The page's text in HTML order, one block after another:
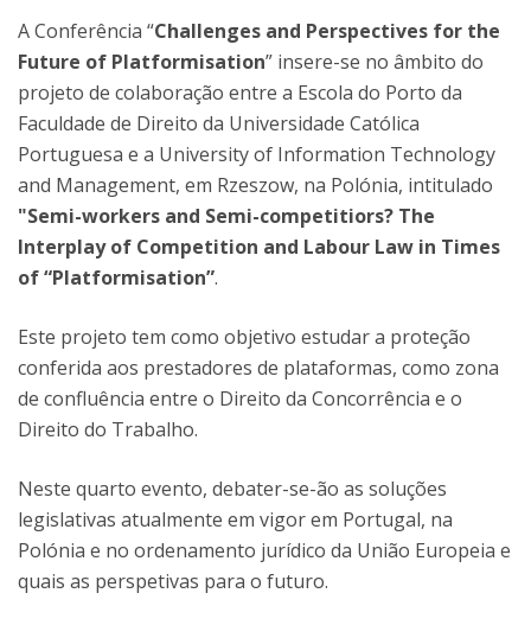
A Conferência “Challenges and Perspectives for the
Future of Platformisation” insere-se no âmbito do
projeto de colaboração entre a Escola do Porto da
Faculdade de Direito da Universidade Católica
Portuguesa e a University of Information Technology
and Management, em Rzeszow, na Polónia, intitulado
"Semi-workers and Semi-competitiors? The
Interplay of Competition and Labour Law in Times
of “Platformisation”.
Este projeto tem como objetivo estudar a proteção
conferida aos prestadores de plataformas, como zona
de confluência entre o Direito da Concorrência e o
Direito do Trabalho.
Neste quarto evento, debater-se-ão as soluções
legislativas atualmente em vigor em Portugal, na
Polónia e no ordenamento jurídico da União Europeia e
quais as perspetivas para o futuro.